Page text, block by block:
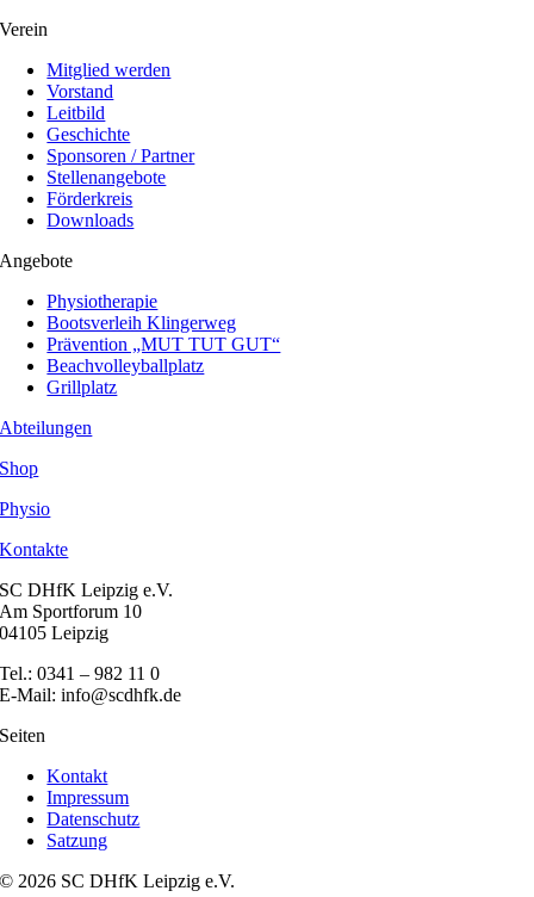
Verein
Mitglied werden
Vorstand
Leitbild
Geschichte
Sponsoren / Partner
Stellenangebote
Förderkreis
Downloads
Angebote
Physiotherapie
Bootsverleih Klingerweg
Prävention „MUT TUT GUT“
Beachvolleyballplatz
Grillplatz
Abteilungen
Shop
Physio
Kontakte
SC DHfK Leipzig e.V.
Am Sportforum 10
04105 Leipzig
Tel.: 0341 – 982 11 0
E-Mail: info@scdhfk.de
Seiten
Kontakt
Impressum
Datenschutz
Satzung
© 2026 SC DHfK Leipzig e.V.